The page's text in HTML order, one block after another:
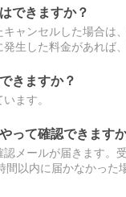
できますか？
ャンセルした場合は
生した料金があれば
きますか？
ます。
って確認できます
メールが届きます。
以内に届かなかっ